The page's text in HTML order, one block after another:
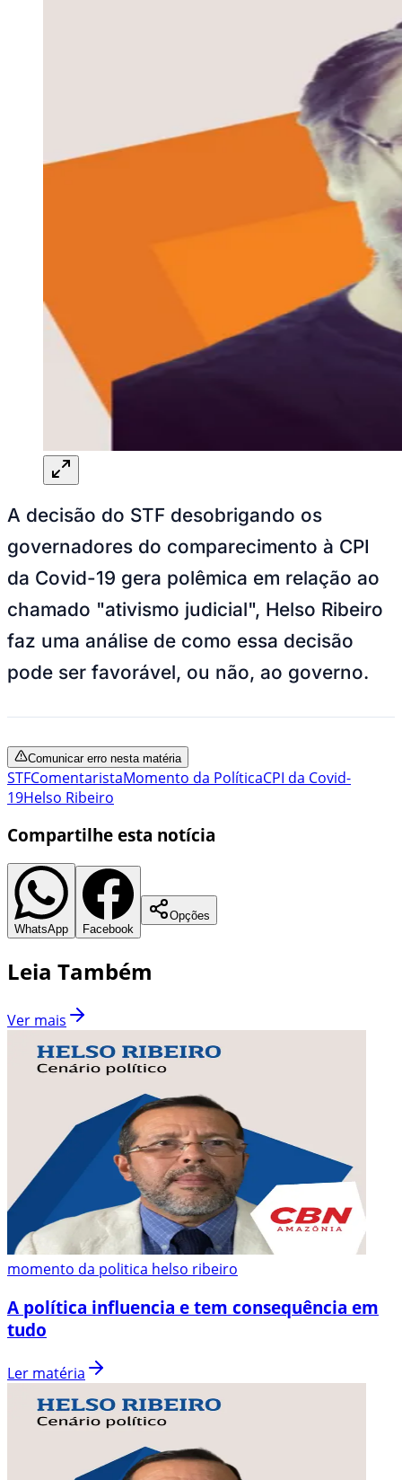
A decisão do STF desobrigando os
governadores do comparecimento à CPI
da Covid-19 gera polêmica em relação ao
chamado "ativismo judicial", Helso Ribeiro
faz uma análise de como essa decisão
pode ser favorável, ou não, ao governo.
Comunicar erro nesta matéria
STFComentaristaMomento da PolíticaCPI da Covid-
19Helso Ribeiro
Compartilhe esta notícia
WhatsApp Facebook
Opções
Leia Também
Ver mais
momento da politica helso ribeiro
A política influencia e tem consequência em
tudo
Ler matéria